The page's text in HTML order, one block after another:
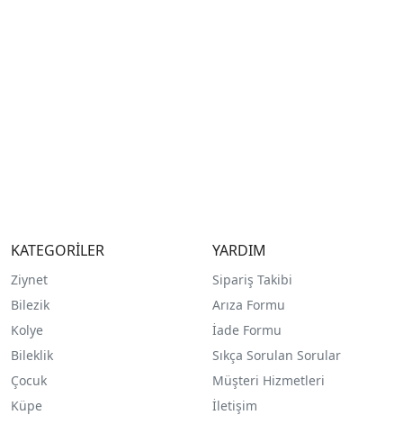
KATEGORİLER
Ziynet
Bilezik
Kolye
Bileklik
Çocuk
Küpe
YARDIM
Sipariş Takibi
Arıza Formu
İade Formu
Sıkça Sorulan Sorular
Müşteri Hizmetleri
İletişim